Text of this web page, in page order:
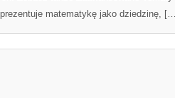
matematykę jako dziedzinę,